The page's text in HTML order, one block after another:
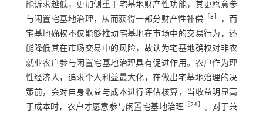
能诉求越低，更加侧重于宅基地财产性功能，其更愿意参
与闲置宅基地治理，从而获得一部分财产性补偿 ［8
，而
宅基地确权不仅能够推动宅基地在市场中的交易行为，还
能降低其在市场交易中的风险，故认为宅基地确权对非农
就业农户参与闲置宅基地治理具有促进作用。农户作为理
性经济人，追求个人利益最大化，在做出宅基地治理的决
策前，会对自身收益与成本进行评估核算，当收益明显高
于成本时，农户才愿意参与闲置宅基地治理 ［24
。对于兼